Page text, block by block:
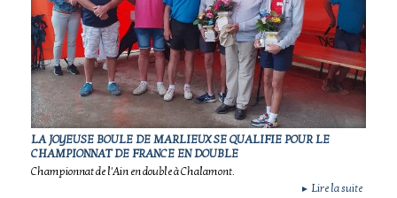
LA JOYEUSE BOULE DE MARLIEUX SE QUALIFIE POUR LE
CHAMPIONNAT DE FRANCE EN DOUBLE
Championnat de l'Ain en double à Chalamont.
► Lire la suite